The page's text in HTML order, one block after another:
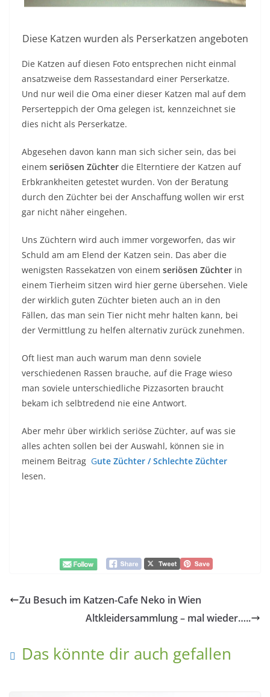
Diese Katzen wurden als Perserkatzen angeboten
Die Katzen auf diesen Foto entsprechen nicht einmal
ansatzweise dem Rassestandard einer Perserkatze.
Und nur weil die Oma einer dieser Katzen mal auf dem
Perserteppich der Oma gelegen ist, kennzeichnet sie
dies nicht als Perserkatze.
Abgesehen davon kann man sich sicher sein, das bei
einem seriösen Züchter die Elterntiere der Katzen auf
Erbkrankheiten getestet wurden. Von der Beratung
durch den Züchter bei der Anschaffung wollen wir erst
gar nicht näher eingehen.
Uns Züchtern wird auch immer vorgeworfen, das wir
Schuld am am Elend der Katzen sein. Das aber die
wenigsten Rassekatzen von einem seriösen Züchter in
einem Tierheim sitzen wird hier gerne übersehen. Viele
der wirklich guten Züchter bieten auch an in den
Fällen, das man sein Tier nicht mehr halten kann, bei
der Vermittlung zu helfen alternativ zurück zunehmen.
Oft liest man auch warum man denn soviele
verschiedenen Rassen brauche, auf die Frage wieso
man soviele unterschiedliche Pizzasorten braucht
bekam ich selbtredend nie eine Antwort.
Aber mehr über wirklich seriöse Züchter, auf was sie
alles achten sollen bei der Auswahl, können sie in
meinem Beitrag Gute Züchter / Schlechte Züchter
lesen.
Zu Besuch im Katzen-Cafe Neko in Wien
Altkleidersammlung – mal wieder…..
Das könnte dir auch gefallen